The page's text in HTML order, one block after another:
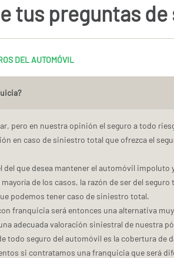
tus preguntas de
DEL AUTOMÓVIL
pero en nuestra opinión el seguro a todo
en caso de siniestro total que ofrezca el
del que desea mantener el automóvil impoluto
de los casos, la razón de ser del
podemos tener caso de siniestro total.
franquicia será entonces una alternativa
adecuada valoración siniestral de nuestra
todo seguro del automóvil es la cobertura de
si contratamos una franquicia que será